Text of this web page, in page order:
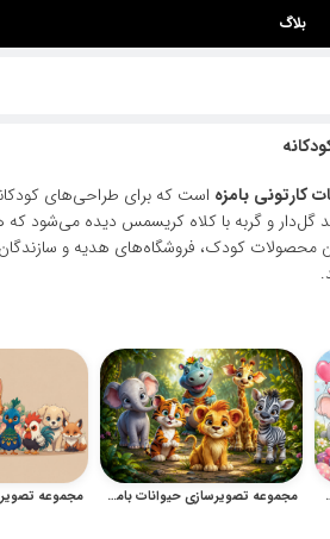
بلاگ
کارتونی بامزه است که برای طراحی‌های
و گربه با کلاه کریسمس دیده می‌شود که
محصولات کودک، فروشگاه‌های هدیه و
و طرح‌های کودکانه مجموعه تصویرسازی حیوانات بامزه کارتونی برای طراحی کودکانه